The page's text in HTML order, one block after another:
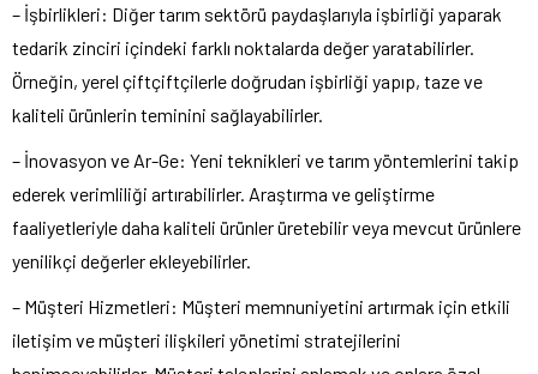
– İşbirlikleri: Diğer tarım sektörü paydaşlarıyla işbirliği yaparak
tedarik zinciri içindeki farklı noktalarda değer yaratabilirler.
Örneğin, yerel çiftçiftçilerle doğrudan işbirliği yapıp, taze ve
kaliteli ürünlerin teminini sağlayabilirler.
– İnovasyon ve Ar-Ge: Yeni teknikleri ve tarım yöntemlerini takip
ederek verimliliği artırabilirler. Araştırma ve geliştirme
faaliyetleriyle daha kaliteli ürünler üretebilir veya mevcut ürünlere
yenilikçi değerler ekleyebilirler.
– Müşteri Hizmetleri: Müşteri memnuniyetini artırmak için etkili
iletişim ve müşteri ilişkileri yönetimi stratejilerini